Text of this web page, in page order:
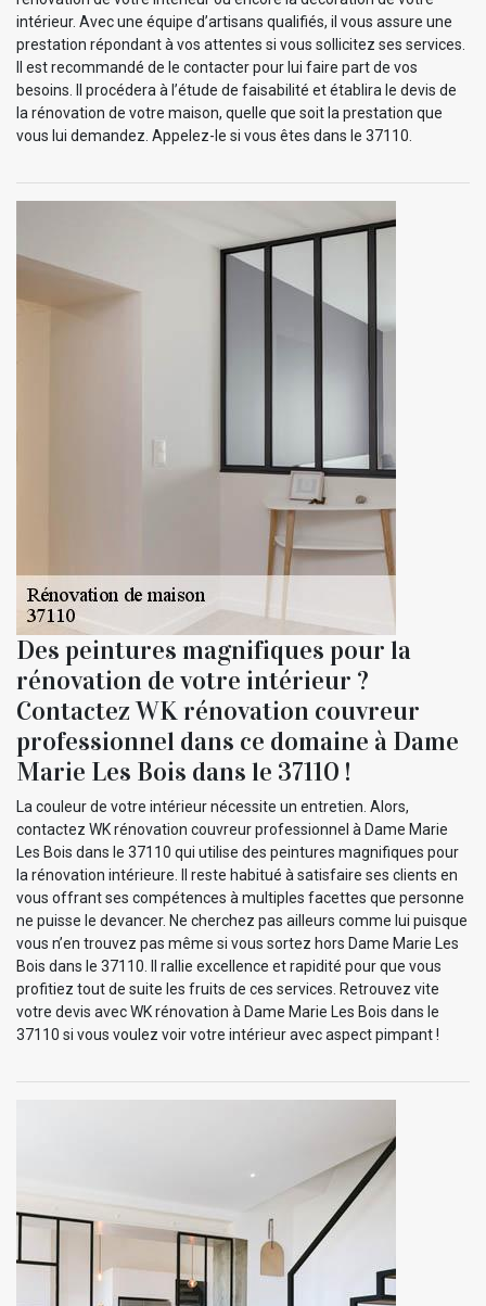
intérieur. Avec une équipe d’artisans qualifiés, il vous assure une
prestation répondant à vos attentes si vous sollicitez ses services.
Il est recommandé de le contacter pour lui faire part de vos
besoins. Il procédera à l’étude de faisabilité et établira le devis de
la rénovation de votre maison, quelle que soit la prestation que
vous lui demandez. Appelez-le si vous êtes dans le 37110.
Des peintures magnifiques pour la
rénovation de votre intérieur ?
Contactez WK rénovation couvreur
professionnel dans ce domaine à Dame
Marie Les Bois dans le 37110 !
La couleur de votre intérieur nécessite un entretien. Alors,
contactez WK rénovation couvreur professionnel à Dame Marie
Les Bois dans le 37110 qui utilise des peintures magnifiques pour
la rénovation intérieure. Il reste habitué à satisfaire ses clients en
vous offrant ses compétences à multiples facettes que personne
ne puisse le devancer. Ne cherchez pas ailleurs comme lui puisque
vous n’en trouvez pas même si vous sortez hors Dame Marie Les
Bois dans le 37110. Il rallie excellence et rapidité pour que vous
profitiez tout de suite les fruits de ces services. Retrouvez vite
votre devis avec WK rénovation à Dame Marie Les Bois dans le
37110 si vous voulez voir votre intérieur avec aspect pimpant !